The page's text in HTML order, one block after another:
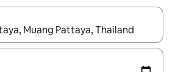
rezultati, moći ćete ih pregledati